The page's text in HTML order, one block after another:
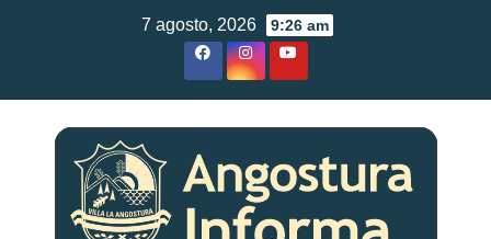
7 agosto, 2026 9:26 am